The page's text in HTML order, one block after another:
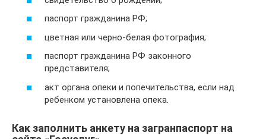
паспорт гражданина РФ;
цветная или черно-белая фотография;
паспорт гражданина РФ законного
представителя;
акт органа опеки и попечительства, если над
ребенком установлена опека.
Как заполнить анкету на загранпаспорт на